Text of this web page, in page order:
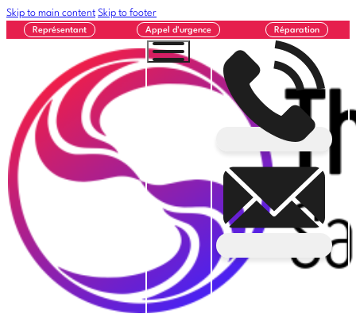
Skip to main content Skip to footer
Représentant Appel d'urgence Réparation